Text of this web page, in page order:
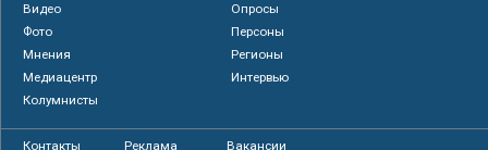
Видео
Опросы
Фото
Персоны
Мнения
Регионы
Медиацентр
Интервью
Колумнисты
Контакты Реклама Вакансии